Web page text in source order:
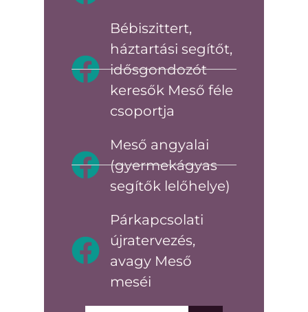
Bébiszittert,
háztartási segítőt,
idősgondozót
keresők Meső féle
csoportja
Meső angyalai
(gyermekágyas
segítők lelőhelye)
Párkapcsolati
újratervezés,
avagy Meső
meséi